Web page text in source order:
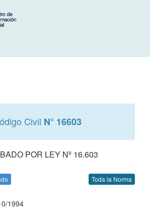
Civil N° 16603
POR LEY Nº 16.603
Toda la Norma
1994